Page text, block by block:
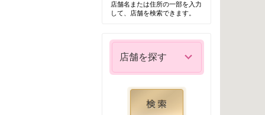
店舗名または住所の一部を入力
して、店舗を検索できます。
店舗を探す